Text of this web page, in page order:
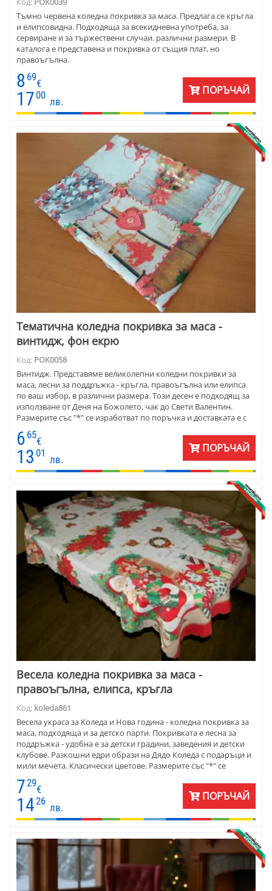
Тъмно червена коледна покривка за маса. Предлага се кръгла
и елипсовидна. Подходяща за всекидневна употреба, за
сервиране и за тържествени случаи. различни размери. В
каталога е представена и покривка от същия плат, но
правоъгълна.
8 69
€
17 00
лв.
ПОРЪЧАЙ
Тематична коледна покривка за маса -
винтидж, фон екрю
Код: POK0058
Винтидж. Представяме великолепни коледни покривки за
маса, лесни за поддръжка - кръгла, правоъгълна или елипса
по ваш избор, в различни размера. Този десен е подходящ за
използване от Деня на Божолето, чак до Свети Валентин.
Размерите със "*" се изработват по поръчка и доставката е с
6 65
€
13 01
лв.
ПОРЪЧАЙ
Весела коледна покривка за маса -
правоъгълна, елипса, кръгла
Код: koleda861
Весела украса за Коледа и Нова година - коледна покривка за
маса, подходяща и за детско парти. Покривката е лесна за
поддръжка - удобна е за детски градини, заведения и детски
клубове. Разкошни едри образи на Дядо Коледа с подаръци и
мили мечета. Класически цветове. Размерите със "*" се
изработват по поръчка и доставката е с по-дълъг срок.
729
€
1426
лв.
ПОРЪЧАЙ